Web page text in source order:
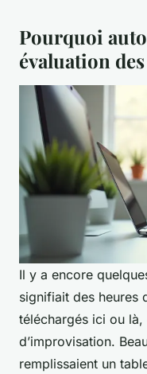
Pourquoi
évaluation
Il y a encore
signifiait des heures
téléchargés ici ou
d’improvisation.
remplissaient un